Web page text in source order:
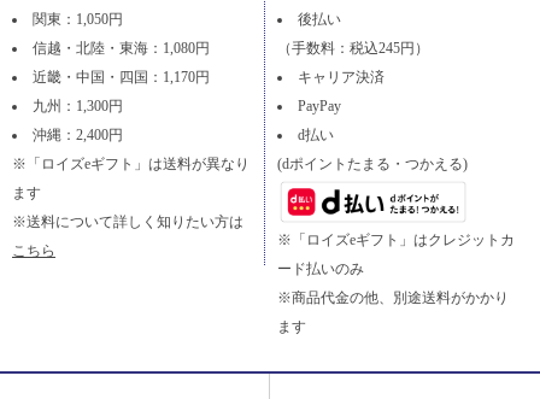
関東：1,050円
信越・北陸・東海：1,080円
近畿・中国・四国：1,170円
九州：1,300円
沖縄：2,400円
※「ロイズeギフト」は送料が異なり
ます
※送料について詳しく知りたい方は
こちら
後払い
（手数料：税込245円）
キャリア決済
PayPay
d払い
(dポイントたまる・つかえる)
※「ロイズeギフト」はクレジットカ
ード払いのみ
※商品代金の他、別途送料がかかり
ます